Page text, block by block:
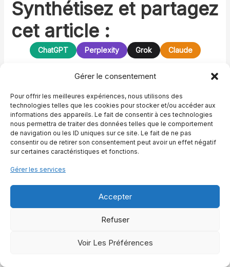
Gérer le consentement
Pour offrir les meilleures expériences, nous utilisons des
technologies telles que les cookies pour stocker et/ou accéder aux
informations des appareils. Le fait de consentir à ces technologies
nous permettra de traiter des données telles que le comportement
de navigation ou les ID uniques sur ce site. Le fait de ne pas
consentir ou de retirer son consentement peut avoir un effet négatif
sur certaines caractéristiques et fonctions.
Gérer les services
Accepter
Refuser
Voir Les Préférences
Synthétisez et partagez
cet article :
ChatGPT Perplexity Grok Claude
Julien
Je suis Julien. Passionné depuis toujours par l’univers
équestre, j’ai fait de mon amour pour les chevaux une
vocation. Que ce soit à travers leur élégance, leur force
une histoire qui mérite d’être partagée. Mon parcours
m’a conduit à explorer en profondeur cet univers, alliant
tradition, savoir-faire ancestral et innovations modernes.
Sur ce blog, je vous invite à découvrir des articles et
des conseils pratiques qui vous permettront de mieux
de transmettre ma passion et mon expertise aux